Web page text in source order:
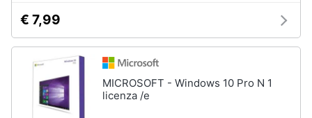
e
igiene
Beauty
Giocattoli
€ 7,99
MICROSOFT - Windows 10 Pro N 1
licenza /e